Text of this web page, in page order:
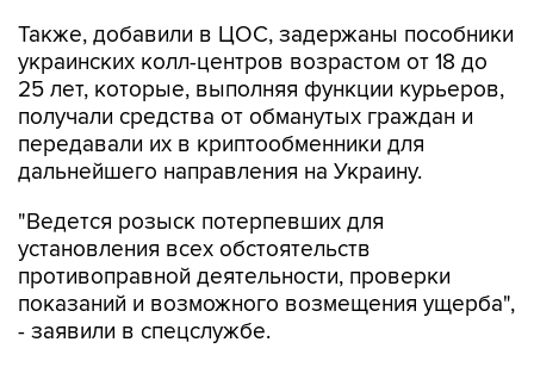
Также, добавили в ЦОС, задержаны пособники
украинских колл-центров возрастом от 18 до
25 лет, которые, выполняя функции курьеров,
получали средства от обманутых граждан и
передавали их в криптообменники для
дальнейшего направления на Украину.
"Ведется розыск потерпевших для
установления всех обстоятельств
противоправной деятельности, проверки
показаний и возможного возмещения ущерба",
- заявили в спецслужбе.